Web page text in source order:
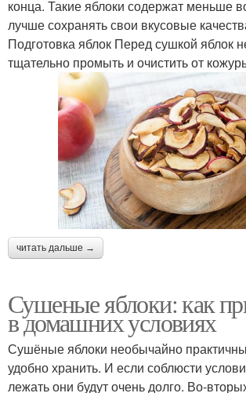
конца. Такие яблоки содержат меньше
лучше сохранять свои вкусовые
Подготовка яблок Перед сушкой яблок
тщательно промыть и очистить от
читать дальше →
Сушеные яблоки: как
в домашних условиях
Сушёные яблоки необычайно
удобно хранить. И если соблюсти
лежать они будут очень долго. Во-